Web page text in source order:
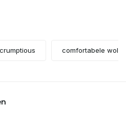
comfortabele wol